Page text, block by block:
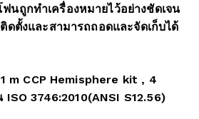
นถูกทำเครื่องหมายไว้อย่างชัดเจน
ดตั้งและสามารถถอดและจัดเก็บได้
m CCP Hemisphere kit , 4
3746:2010(ANSI S12.56)